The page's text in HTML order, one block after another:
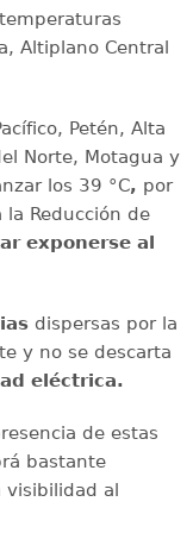
Altiplano Central
Petén, Alta
Norte, Motagua y
los 39 °C, por
la Reducción de
exponerse al
dispersas por la
y no se descarta
eléctrica.
de estas
bastante
visibilidad al